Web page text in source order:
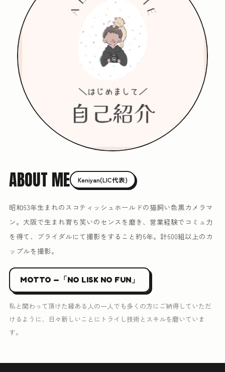
ABOUT ME Keniyan(LIC代表)
昭和63年生まれのスコティッシュホールドの猫飼い色黒カメラマ
ン。大阪で生まれ育ち笑いのセンスを磨き、営業経験でコミュ力
を得て、ブライダルにて撮影をすること約6年。計600組以上のカ
ップルを撮影。
MOTTO —「NO LISK NO FUN」
私と関わって頂けた縁ある人の一人でも多くの方にご納得していただ
けるように、日々新しいことにトライし技術とスキルを磨いていま
す。